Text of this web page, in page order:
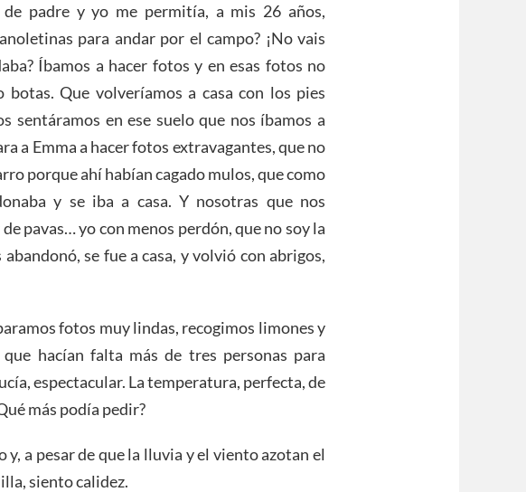
padre y yo me permitía, a mis 26 años,
para andar por el campo? ¡No vais
Íbamos a hacer fotos y en esas fotos no
botas. Que volveríamos a casa con los pies
sentáramos en ese suelo que nos íbamos a
a Emma a hacer fotos extravagantes, que no
porque ahí habían cagado mulos, que como
y se iba a casa. Y nosotras que nos
pavas… yo con menos perdón, que no soy la
se fue a casa, y volvió con abrigos,
fotos muy lindas, recogimos limones y
hacían falta más de tres personas para
espectacular. La temperatura, perfecta, de
más podía pedir?
a pesar de que la lluvia y el viento azotan el
siento calidez.